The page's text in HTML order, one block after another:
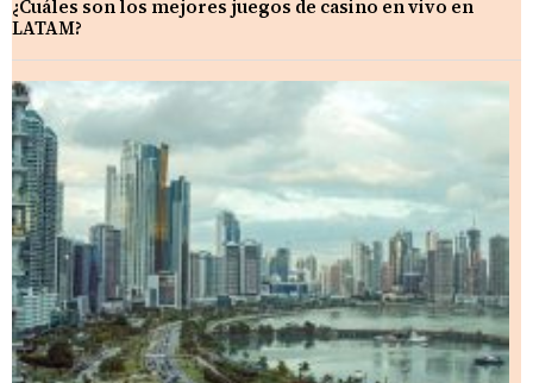
¿Cuáles son los mejores juegos de casino en vivo en
LATAM?